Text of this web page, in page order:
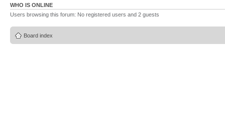
WHO IS ONLINE
Users browsing this forum: No registered users and 2 guests
Board index